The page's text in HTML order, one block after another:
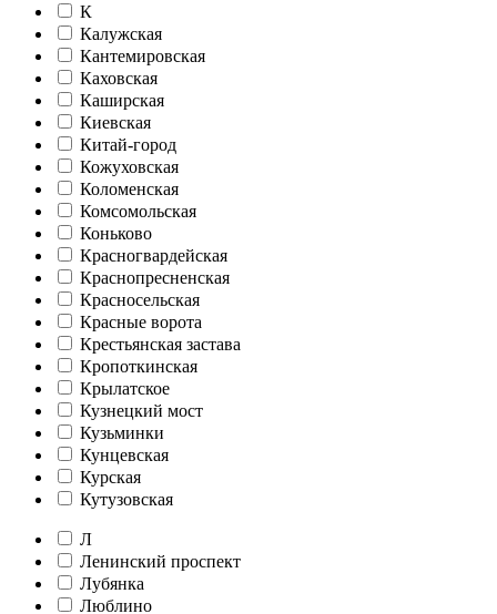
К
Калужская
Кантемировская
Каховская
Каширская
Киевская
Китай-город
Кожуховская
Коломенская
Комсомольская
Коньково
Красногвардейская
Краснопресненская
Красносельская
Красные ворота
Крестьянская застава
Кропоткинская
Крылатское
Кузнецкий мост
Кузьминки
Кунцевская
Курская
Кутузовская
Л
Ленинский проспект
Лубянка
Люблино